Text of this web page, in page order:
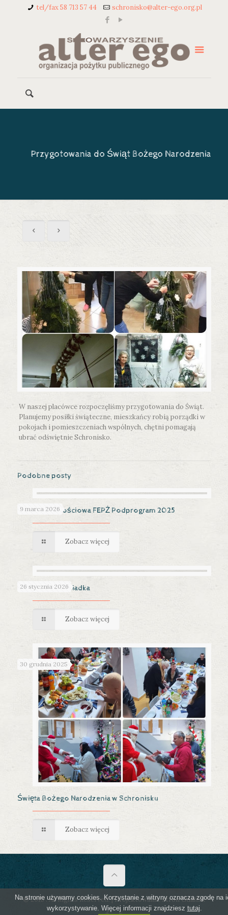
tel/fax 58 713 57 44 schronisko@alter-ego.org.pl
Przygotowania do Świąt Bożego Narodzenia
W naszej placówce rozpoczęliśmy przygotowania do Świąt.
Planujemy posiłki świąteczne, mieszkańcy robią porządki w
pokojach i pomieszczeniach wspólnych, chętni pomagają
ubrać odświętnie Schronisko.
Podobne posty
9 marca 2026
Pomoc żywnościowa FEPŻ Podprogram 2025
Zobacz więcej
26 stycznia 2026
Dzień Babci i Dziadka
Zobacz więcej
30 grudnia 2025
Święta Bożego Narodzenia w Schronisku
Zobacz więcej
© 2015 . All Rights Reserved. |Projektowanie stron Gdańsk
Na stronie używamy cookies. Korzystanie z witryny oznacza zgodę na
wykorzystywanie. Więcej informacji znajdziesz tutaj.